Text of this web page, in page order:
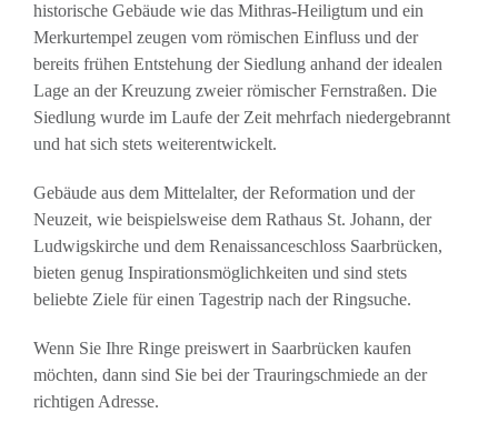
historische Gebäude wie das Mithras-Heiligtum und ein
Merkurtempel zeugen vom römischen Einfluss und der
bereits frühen Entstehung der Siedlung anhand der idealen
Lage an der Kreuzung zweier römischer Fernstraßen. Die
Siedlung wurde im Laufe der Zeit mehrfach niedergebrannt
und hat sich stets weiterentwickelt.
Gebäude aus dem Mittelalter, der Reformation und der
Neuzeit, wie beispielsweise dem Rathaus St. Johann, der
Ludwigskirche und dem Renaissanceschloss Saarbrücken,
bieten genug Inspirationsmöglichkeiten und sind stets
beliebte Ziele für einen Tagestrip nach der Ringsuche.
Wenn Sie Ihre Ringe preiswert in Saarbrücken kaufen
möchten, dann sind Sie bei der Trauringschmiede an der
richtigen Adresse.